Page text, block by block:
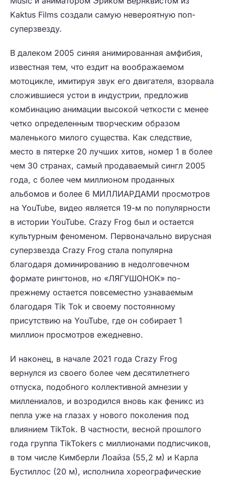
Kaktus Films создали самую невероятную поп-
суперзвезду.
В далеком 2005 синяя анимированная амфибия,
известная тем, что ездит на воображаемом
мотоцикле, имитируя звук его двигателя, взорвала
сложившиеся устои в индустрии, предложив
комбинацию анимации высокой четкости с менее
четко определенным творческим образом
маленького милого существа. Как следствие,
место в пятерке 20 лучших хитов, номер 1 в более
чем 30 странах, самый продаваемый сингл 2005
года, с более чем миллионом проданных
альбомов и более 6 МИЛЛИАРДАМИ просмотров
на YouTube, видео является 19-м по популярности
в истории YouTube. Crazy Frog был и остается
культурным феноменом. Первоначально вирусная
суперзвезда Crazy Frog стала популярна
благодаря доминированию в недолговечном
формате рингтонов, но «ЛЯГУШОНОК» по-
прежнему остается повсеместно узнаваемым
благодаря Tik Tok и своему постоянному
присутствию на YouTube, где он собирает 1
миллион просмотров ежедневно.
И наконец, в начале 2021 года Crazy Frog
вернулся из своего более чем десятилетнего
отпуска, подобного коллективной амнезии у
миллениалов, и возродился вновь как феникс из
пепла уже на глазах у нового поколения под
влиянием TikTok. В частности, весной прошлого
года группа TikTokers с миллионами подписчиков,
в том числе Кимберли Лоайза (55,2 м) и Карла
Бустиллос (20 м), исполнила хореографические